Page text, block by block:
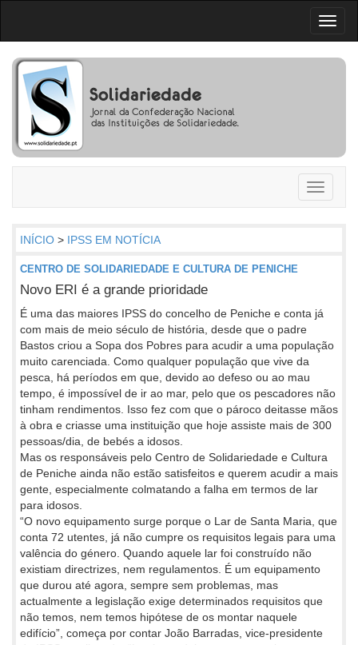
Toggle
INÍCIO > IPSS EM NOTÍCIA
CENTRO DE SOLIDARIEDADE E CULTURA DE PENICHE
Novo ERI é a grande prioridade
É uma das maiores IPSS do concelho de Peniche e conta já
com mais de meio século de história, desde que o padre
Bastos criou a Sopa dos Pobres para acudir a uma população
muito carenciada. Como qualquer população que vive da
pesca, há períodos em que, devido ao defeso ou ao mau
tempo, é impossível de ir ao mar, pelo que os pescadores não
tinham rendimentos. Isso fez com que o pároco deitasse mãos
à obra e criasse uma instituição que hoje assiste mais de 300
pessoas/dia, de bebés a idosos.
Mas os responsáveis pelo Centro de Solidariedade e Cultura
de Peniche ainda não estão satisfeitos e querem acudir a mais
gente, especialmente colmatando a falha em termos de lar
para idosos.
“O novo equipamento surge porque o Lar de Santa Maria, que
conta 72 utentes, já não cumpre os requisitos legais para uma
valência do género. Quando aquele lar foi construído não
existiam directrizes, nem regulamentos. É um equipamento
que durou até agora, sempre sem problemas, mas
actualmente a legislação exige determinados requisitos que
não temos, nem temos hipótese de os montar naquele
edifício”, começa por contar João Barradas, vice-presidente